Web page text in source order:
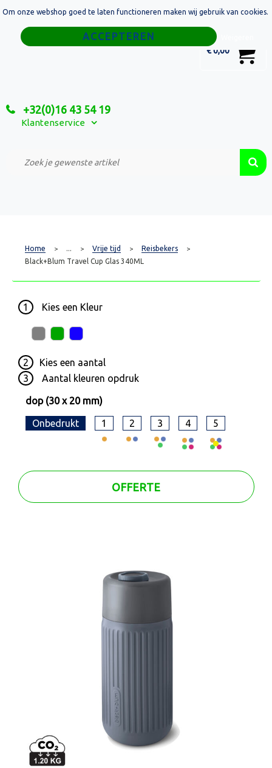
€ 0,00
+32(0)16 43 54 19
Klantenservice
Home
Relatiegeschenken
Custom Made Projecten
Home > ... > Vrije tijd > Reisbekers >
Black+Blum Travel Cup Glas 340ML
1 Kies een Kleur
2 Kies een aantal
3
Aantal kleuren opdruk
dop (30 x 20 mm)
Onbedrukt 1 2 3 4 5
OFFERTE
Om onze webshop goed te laten functioneren maken wij gebruik van cookies.